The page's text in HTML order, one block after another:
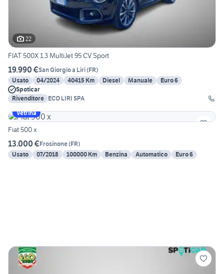
22
FIAT 500X 1.3 MultiJet 95 CV Sport
19.990 €San Giorgio a Liri(FR)
Usato
04/2024 40415 Km Diesel Manuale
Euro 6
Spoticar
Rivenditore ECO LIRI SPA
Vetrina
Fiat 500 x
13.000 €Frosinone(FR)
Usato
07/2018 100000 Km Benzina Automatico Euro 6